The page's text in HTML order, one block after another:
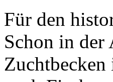
Für den
Schon in der